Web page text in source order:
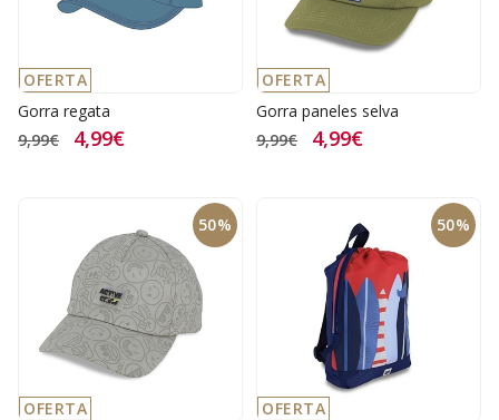
OFERTA
Gorra regata
9,99€
4,99€
OFERTA
Gorra paneles selva
9,99€
4,99€
50%
OFERTA
50%
OFERTA